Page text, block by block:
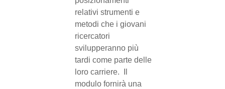
relativi strumenti e
metodi che i giovani
ricercatori
svilupperanno più
tardi come parte delle
loro carriere. Il
modulo fornirà una